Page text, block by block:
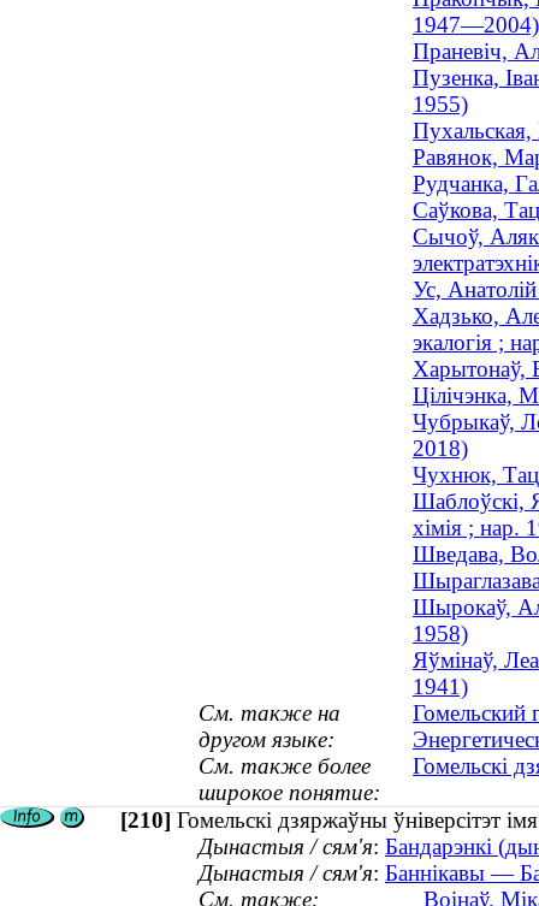
1947—2004)
Праневіч,
Пузенка,
1955)
Равянок,
Рудчанка,
Саўкова,
Сычоў,
Ус,
Хадзько,
экалогія ;
Харытонаў,
Цілічэнка,
Чубрыкаў,
2018)
Чухнюк,
Шаблоўскі,
хімія ; нар.
Шведава,
Шырокаў,
1958)
Яўмінаў,
1941)
См. также на
другом языке:
Гомельский
См. также более
широкое понятие:
Гомельскі
[210] Гомельскі дзяржаўны ўніверсітэт
Дынастыя / сям'я: Бандарэнкі
Дынастыя / сям'я: Баннікавы —
См. также:
Воінаў,